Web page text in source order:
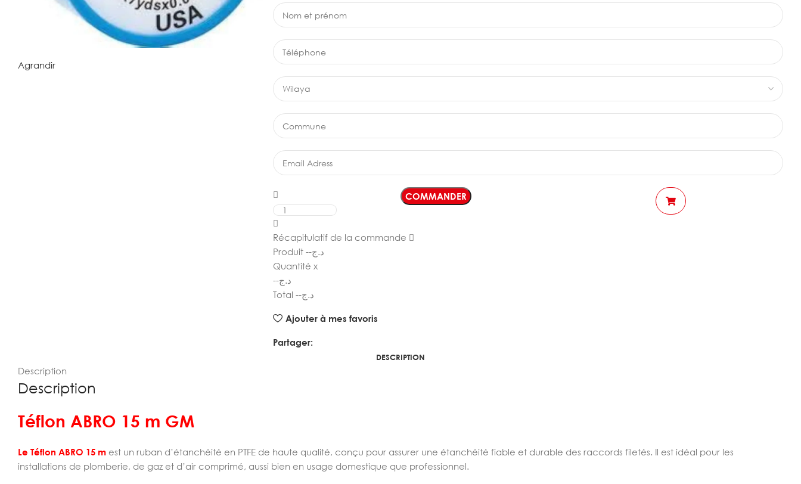
Agrandir
COMMANDER
Récapitulatif de la commande
Produit --د.ج
Quantité x
--د.ج
Total --د.ج
Ajouter à mes favoris
Partager:
DESCRIPTION
Description
Description
Téflon ABRO 15 m GM
Le Téflon ABRO 15 m est un ruban d’étanchéité en PTFE de haute qualité, conçu pour assurer une étanchéité fiable et durable des raccords filetés. Il est idéal pour les
installations de plomberie, de gaz et d’air comprimé, aussi bien en usage domestique que professionnel.